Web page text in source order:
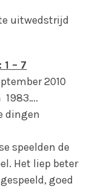
uitwedstrijd
– 7
2010
1983….
dingen
speelden de
Het liep beter
goed